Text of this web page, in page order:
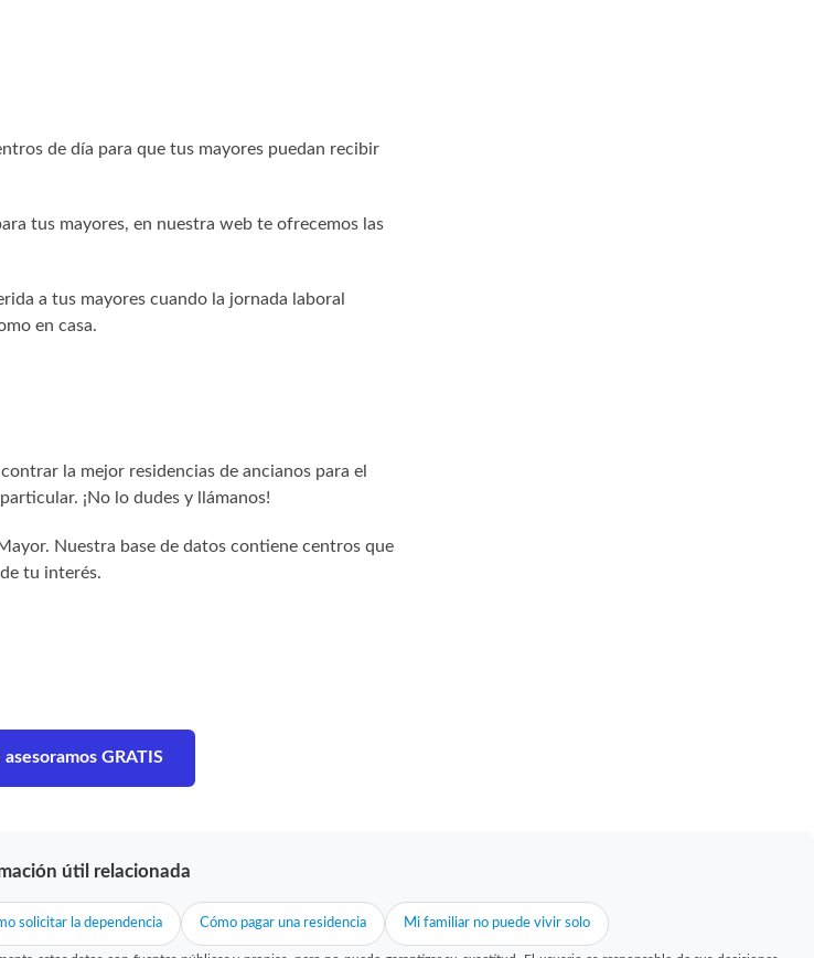
de día para que tus mayores puedan recibir
tus mayores, en nuestra web te ofrecemos las
a tus mayores cuando la jornada laboral
en casa.
la mejor residencias de ancianos para el
¡No lo dudes y llámanos!
Nuestra base de datos contiene centros que
tu interés.
asesoramos GRATIS
útil relacionada
solicitar la dependencia Cómo pagar una residencia Mi familiar no puede vivir solo